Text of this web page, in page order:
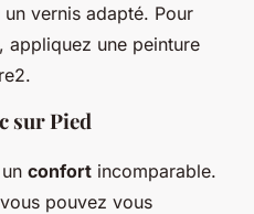
vernis adapté. Pour
appliquez une peinture
sur Pied
confort incomparable.
pouvez vous